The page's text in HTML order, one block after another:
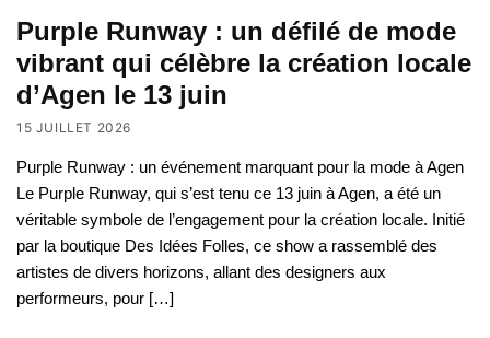
Purple Runway : un défilé de mode
vibrant qui célèbre la création locale
d’Agen le 13 juin
15 JUILLET 2026
Purple Runway : un événement marquant pour la mode à Agen
Le Purple Runway, qui s’est tenu ce 13 juin à Agen, a été un
véritable symbole de l’engagement pour la création locale. Initié
par la boutique Des Idées Folles, ce show a rassemblé des
artistes de divers horizons, allant des designers aux
performeurs, pour […]